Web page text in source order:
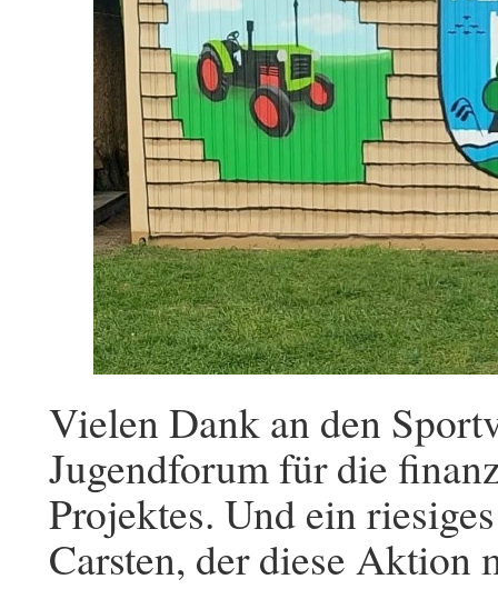
Vielen Dank an den
Jugendforum für die
Projektes. Und ein
Carsten, der diese Aktion